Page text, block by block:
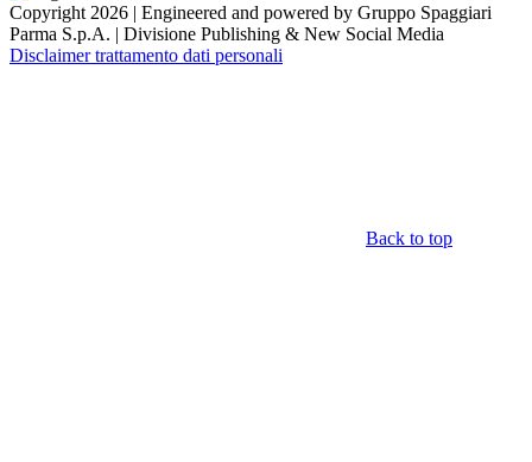
Copyright 2026 | Engineered and powered by Gruppo Spaggiari
Parma S.p.A. | Divisione Publishing & New Social Media
Disclaimer trattamento dati personali
Back to top